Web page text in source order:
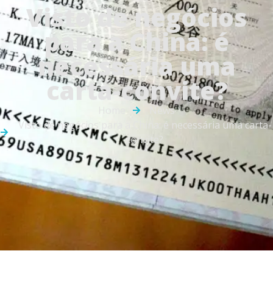
Visto de negócios
para a China: é
necessária uma
carta-convite?
Home
News
Visto de negócios para a China: é necessária uma carta-
convite?